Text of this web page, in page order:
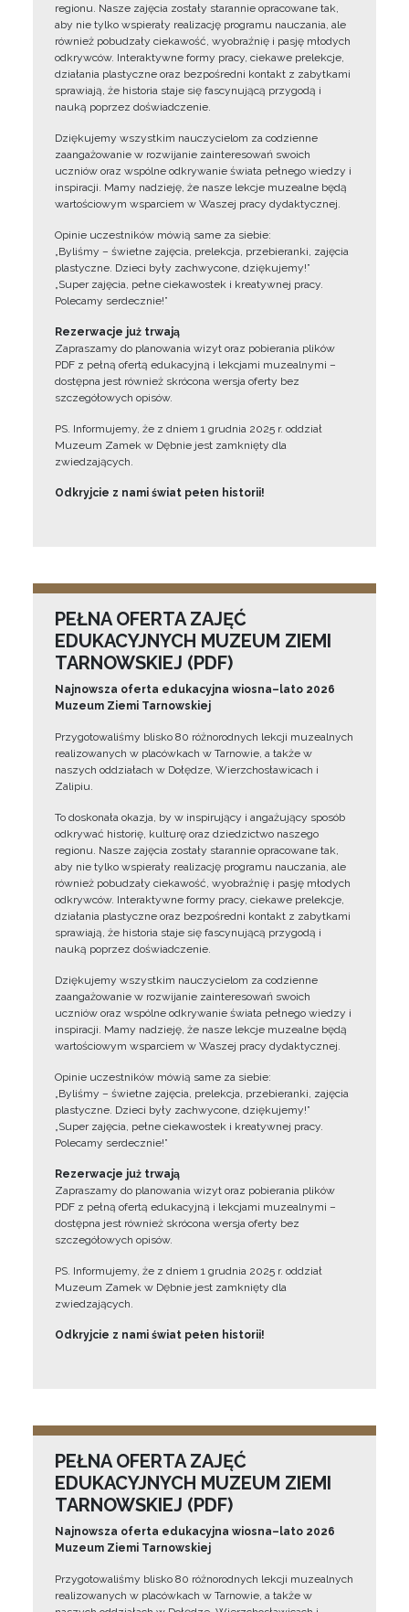
regionu. Nasze zajęcia zostały starannie opracowane tak,
aby nie tylko wspierały realizację programu nauczania, ale
również pobudzały ciekawość, wyobraźnię i pasję młodych
odkrywców. Interaktywne formy pracy, ciekawe prelekcje,
działania plastyczne oraz bezpośredni kontakt z zabytkami
sprawiają, że historia staje się fascynującą przygodą i
nauką poprzez doświadczenie.
Dziękujemy wszystkim nauczycielom za codzienne
zaangażowanie w rozwijanie zainteresowań swoich
uczniów oraz wspólne odkrywanie świata pełnego wiedzy i
inspiracji. Mamy nadzieję, że nasze lekcje muzealne będą
wartościowym wsparciem w Waszej pracy dydaktycznej.
Opinie uczestników mówią same za siebie:
„Byliśmy – świetne zajęcia, prelekcja, przebieranki, zajęcia
plastyczne. Dzieci były zachwycone, dziękujemy!”
„Super zajęcia, pełne ciekawostek i kreatywnej pracy.
Polecamy serdecznie!”
Rezerwacje już trwają
Zapraszamy do planowania wizyt oraz pobierania plików
PDF z pełną ofertą edukacyjną i lekcjami muzealnymi –
dostępna jest również skrócona wersja oferty bez
szczegółowych opisów.
PS. Informujemy, że z dniem 1 grudnia 2025 r. oddział
Muzeum Zamek w Dębnie jest zamknięty dla
zwiedzających.
Odkryjcie z nami świat pełen historii!
PEŁNA OFERTA ZAJĘĆ
EDUKACYJNYCH MUZEUM ZIEMI
TARNOWSKIEJ (PDF)
Najnowsza oferta edukacyjna wiosna–lato 2026
Muzeum Ziemi Tarnowskiej
Przygotowaliśmy blisko 80 różnorodnych lekcji muzealnych
realizowanych w placówkach w Tarnowie, a także w
naszych oddziałach w Dołędze, Wierzchosławicach i
Zalipiu.
To doskonała okazja, by w inspirujący i angażujący sposób
odkrywać historię, kulturę oraz dziedzictwo naszego
regionu. Nasze zajęcia zostały starannie opracowane tak,
aby nie tylko wspierały realizację programu nauczania, ale
również pobudzały ciekawość, wyobraźnię i pasję młodych
odkrywców. Interaktywne formy pracy, ciekawe prelekcje,
działania plastyczne oraz bezpośredni kontakt z zabytkami
sprawiają, że historia staje się fascynującą przygodą i
nauką poprzez doświadczenie.
Dziękujemy wszystkim nauczycielom za codzienne
zaangażowanie w rozwijanie zainteresowań swoich
uczniów oraz wspólne odkrywanie świata pełnego wiedzy i
inspiracji. Mamy nadzieję, że nasze lekcje muzealne będą
wartościowym wsparciem w Waszej pracy dydaktycznej.
Opinie uczestników mówią same za siebie:
„Byliśmy – świetne zajęcia, prelekcja, przebieranki, zajęcia
plastyczne. Dzieci były zachwycone, dziękujemy!”
„Super zajęcia, pełne ciekawostek i kreatywnej pracy.
Polecamy serdecznie!”
Rezerwacje już trwają
Zapraszamy do planowania wizyt oraz pobierania plików
PDF z pełną ofertą edukacyjną i lekcjami muzealnymi –
dostępna jest również skrócona wersja oferty bez
szczegółowych opisów.
PS. Informujemy, że z dniem 1 grudnia 2025 r. oddział
Muzeum Zamek w Dębnie jest zamknięty dla
zwiedzających.
Odkryjcie z nami świat pełen historii!
PEŁNA OFERTA ZAJĘĆ
EDUKACYJNYCH MUZEUM ZIEMI
TARNOWSKIEJ (PDF)
Najnowsza oferta edukacyjna wiosna–lato 2026
Muzeum Ziemi Tarnowskiej
Przygotowaliśmy blisko 80 różnorodnych lekcji muzealnych
realizowanych w placówkach w Tarnowie, a także w